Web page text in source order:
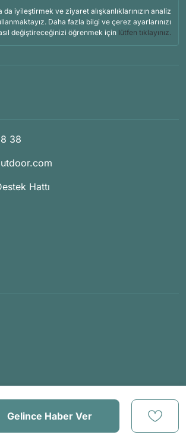
Gelince Haber Ver
iyileştirmek ve ziyaret alışkanlıklarınızın analiz
Daha fazla bilgi ve çerez ayarlarınızı
değiştireceğinizi öğrenmek için lütfen tıklayınız.
38
Hattı